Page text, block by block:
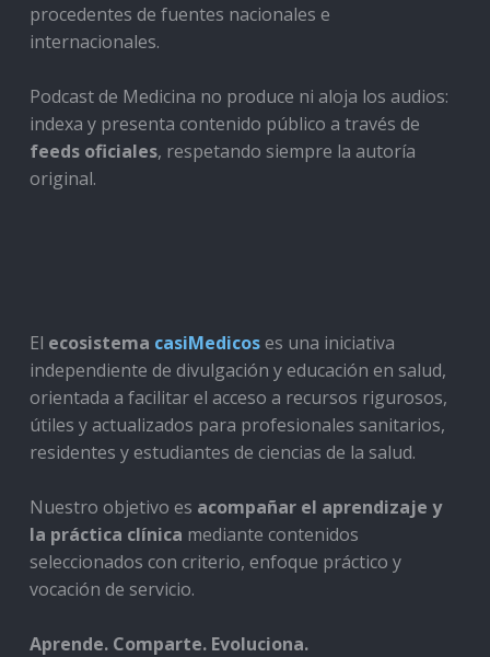
procedentes de fuentes nacionales e
internacionales.
Podcast de Medicina no produce ni aloja los audios:
indexa y presenta contenido público a través de
feeds oficiales, respetando siempre la autoría
original.
El ecosistema casiMedicoses una iniciativa
independiente de divulgación y educación en salud,
orientada a facilitar el acceso a recursos rigurosos,
útiles y actualizados para profesionales sanitarios,
residentes y estudiantes de ciencias de la salud.
Nuestro objetivo es acompañar el aprendizaje y
la práctica clínica mediante contenidos
seleccionados con criterio, enfoque práctico y
vocación de servicio.
Aprende. Comparte. Evoluciona.